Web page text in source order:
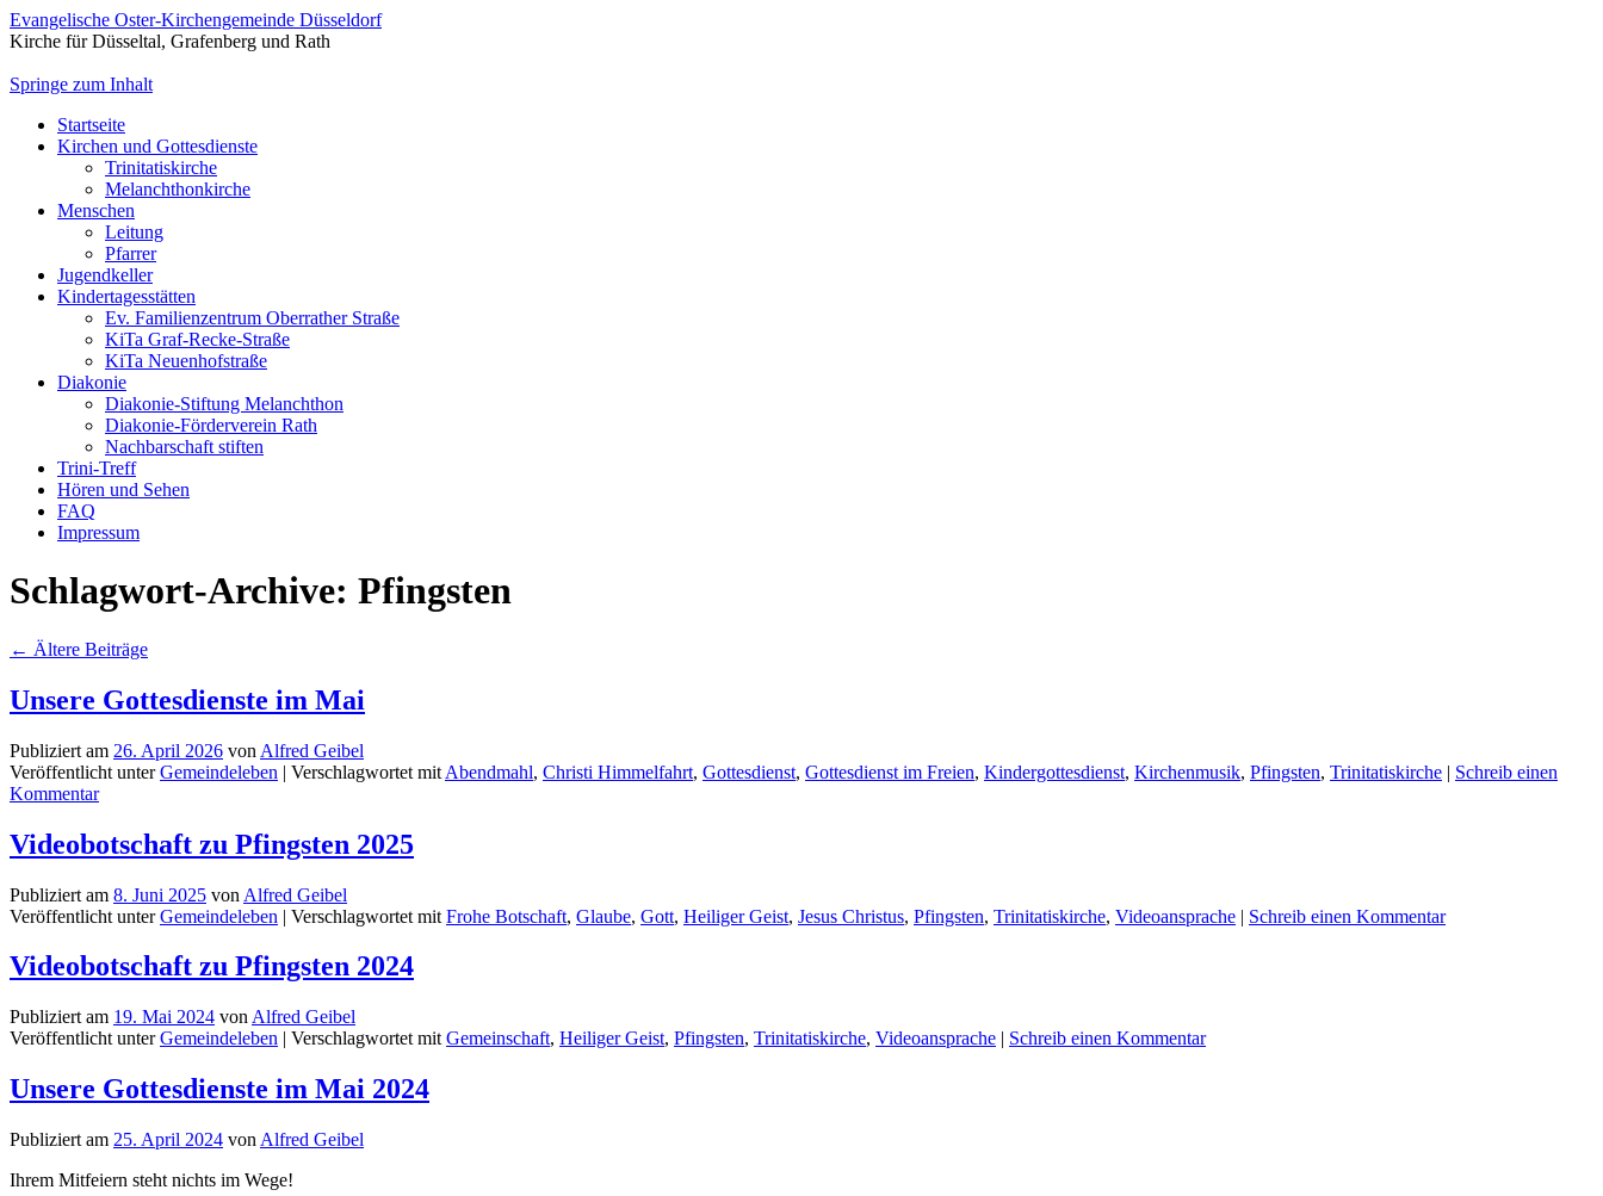
Evangelische Oster-Kirchengemeinde Düsseldorf
Kirche für Düsseltal, Grafenberg und Rath
Springe zum Inhalt
Startseite
Kirchen und Gottesdienste
Trinitatiskirche
Melanchthonkirche
Menschen
Leitung
Pfarrer
Jugendkeller
Kindertagesstätten
Ev. Familienzentrum Oberrather Straße
KiTa Graf-Recke-Straße
KiTa Neuenhofstraße
Diakonie
Diakonie-Stiftung Melanchthon
Diakonie-Förderverein Rath
Nachbarschaft stiften
Trini-Treff
Hören und Sehen
FAQ
Impressum
Schlagwort-Archive: Pfingsten
← Ältere Beiträge
Unsere Gottesdienste im Mai
Publiziert am 26. April 2026 von Alfred Geibel
Veröffentlicht unter Gemeindeleben | Verschlagwortet mit Abendmahl, Christi Himmelfahrt, Gottesdienst, Gottesdienst im Freien, Kindergottesdienst, Kirchenmusik, Pfingsten, Trinitatiskirche | Schreib einen
Kommentar
Videobotschaft zu Pfingsten 2025
Publiziert am 8. Juni 2025 von Alfred Geibel
Veröffentlicht unter Gemeindeleben | Verschlagwortet mit Frohe Botschaft, Glaube, Gott, Heiliger Geist, Jesus Christus, Pfingsten, Trinitatiskirche, Videoansprache | Schreib einen Kommentar
Videobotschaft zu Pfingsten 2024
Publiziert am 19. Mai 2024 von Alfred Geibel
Veröffentlicht unter Gemeindeleben | Verschlagwortet mit Gemeinschaft, Heiliger Geist, Pfingsten, Trinitatiskirche, Videoansprache | Schreib einen Kommentar
Unsere Gottesdienste im Mai 2024
Publiziert am 25. April 2024 von Alfred Geibel
Ihrem Mitfeiern steht nichts im Wege!